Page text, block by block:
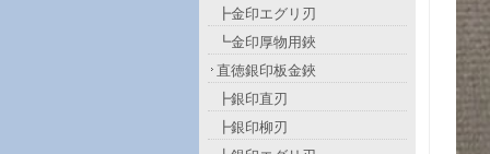
┣金印エグリ刃
┗金印厚物用鋏
直徳銀印板金鋏
┣銀印直刃
┣銀印柳刃